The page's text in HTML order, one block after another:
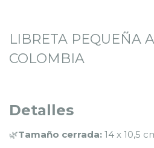
LIBRETA PEQUEÑA
COLOMBIA
Detalles
🌿Tamaño cerrada: 14 x 10,5